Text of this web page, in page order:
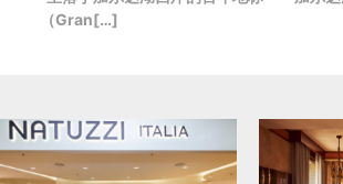
（Gran[…]